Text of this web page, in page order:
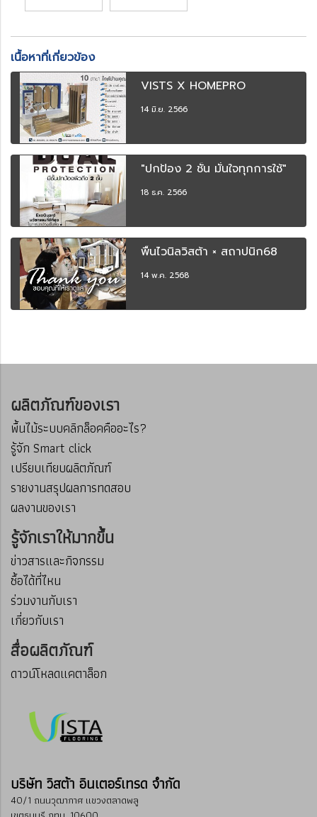
เนื้อหาที่เกี่ยวข้อง
VISTS X HOMEPRO
14 มิ.ย. 2566
"ปกป้อง 2 ชั้น มั่นใจทุกการใช้"
18 ธ.ค. 2566
พื้นไวนิลวิสต้า × สถาปนิก68
14 พ.ค. 2568
ผลิตภัณฑ์ของเรา
พื้นไม้ระบบคลิกล็อคคืออะไร?
รู้จัก Smart click
เปรียบเทียบผลิตภัณฑ์
รายงานสรุปผลการทดสอบ
ผลงานของเรา
รู้จักเราให้มากขึ้น
ข่าวสารและกิจกรรม
ซื้อได้ที่ไหน
ร่วมงานกับเรา
เกี่ยวกับเรา
สื่อผลิตภัณฑ์
ดาวน์โหลดแคตาล็อก
บริษัท วิสต้า อินเตอร์เทรด จำกัด
40/1 ถนนวุฒากาศ แขวงตลาดพลู